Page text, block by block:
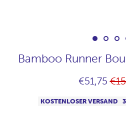
Bamboo Runner
€51,75
KOSTENLOSER VERSAND